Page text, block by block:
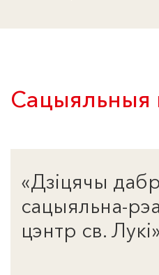
Сацыяльныя
«Дзіцячы
сацыяльна-
цэнтр св. Лукі»